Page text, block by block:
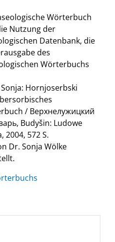
Wörterbuch
Nutzung der
Datenbank, die
des
Wörterbuchs
Hornjoserbski
/ Верхнелужицкий
Budyšin: Ludowe
2004, 572 S.
Dr. Sonja Wölke